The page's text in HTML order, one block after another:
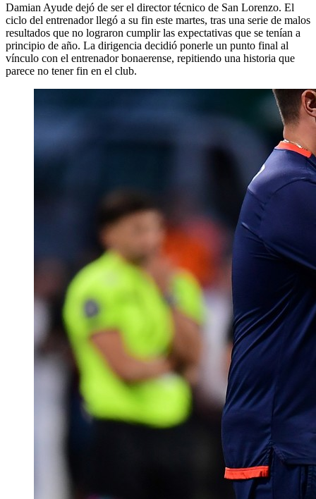
Damian Ayude dejó de ser el director técnico de San Lorenzo. El
ciclo del entrenador llegó a su fin este martes, tras una serie de malos
resultados que no lograron cumplir las expectativas que se tenían a
principio de año. La dirigencia decidió ponerle un punto final al
vínculo con el entrenador bonaerense, repitiendo una historia que
parece no tener fin en el club.